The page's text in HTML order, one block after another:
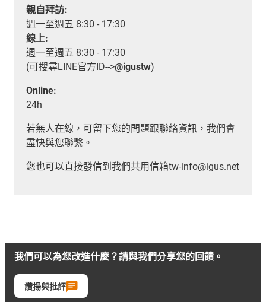
親自拜訪:
週一至週五 8:30 - 17:30
線上:
週一至週五 8:30 - 17:30
(可搜尋LINE官方ID-->@igustw)
Online:
24h
若無人在線，可留下您的問題跟聯絡資訊，我們會
盡快與您聯繫。
您也可以直接發信到我們共用信箱tw-info@igus.net
我們可以為您改進什麼？請與我們分享您的回饋。
讚揚與批評